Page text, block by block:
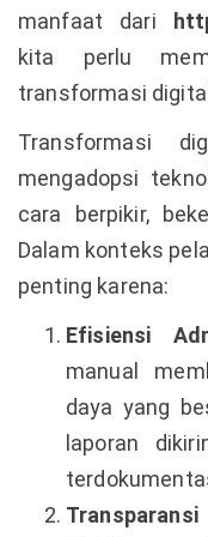
manfaat dari
kita perlu
transformasi
Transformasi
mengadopsi
cara berpikir,
Dalam konteks
penting karena:
Efisiensi
manual
daya yang
laporan